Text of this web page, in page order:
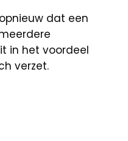
dat een
in het voordeel
verzet.